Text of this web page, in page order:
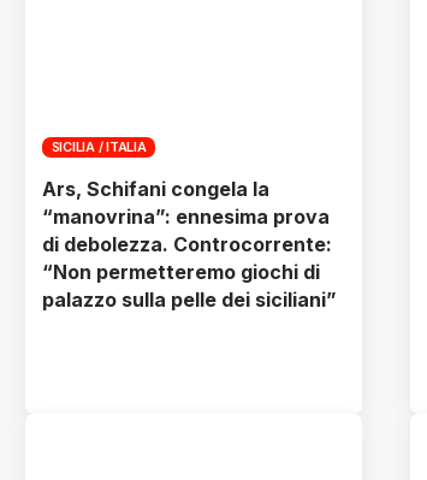
SICILIA / ITALIA
Ars, Schifani congela la
“manovrina”: ennesima prova
di debolezza. Controcorrente:
“Non permetteremo giochi di
palazzo sulla pelle dei siciliani”